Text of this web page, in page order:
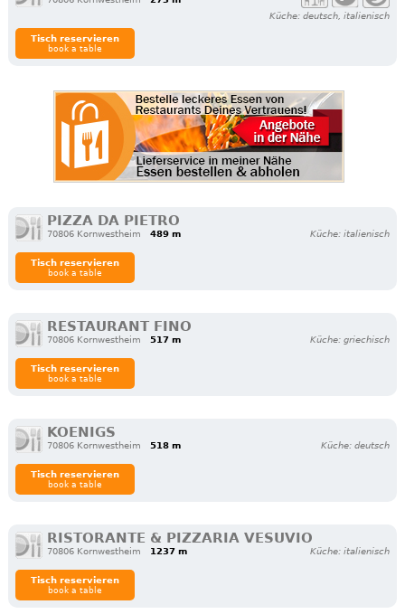
Küche: deutsch, italienisch
Tisch reservieren
book a table
PIZZA DA PIETRO
70806 Kornwestheim 489 m Küche: italienisch
Tisch reservieren
book a table
RESTAURANT FINO
70806 Kornwestheim 517 m Küche: griechisch
Tisch reservieren
book a table
KOENIGS
70806 Kornwestheim 518 m Küche: deutsch
Tisch reservieren
book a table
RISTORANTE & PIZZARIA VESUVIO
70806 Kornwestheim 1237 m Küche: italienisch
Tisch reservieren
book a table